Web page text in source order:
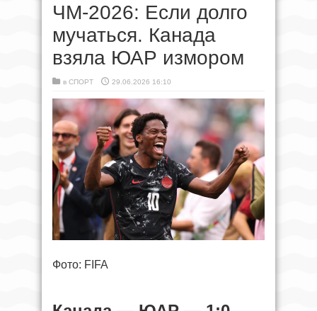
ЧМ-2026: Если долго
мучаться. Канада
взяла ЮАР измором
в СПОРТ 29.06.2026 16:10
Фото: FIFA